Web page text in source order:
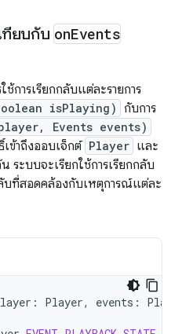
ทียบกับ onEvents
ช้การเรียกกลับแต่ละรายการ
isPlaying) กับการ
Events events)
ข้าถึงออบเจ็กต์ Player และ
ระบบจะเรียกใช้การเรียกกลับ
บที่สอดคล้องกับเหตุการณ์แต่ละ
: Player, events :